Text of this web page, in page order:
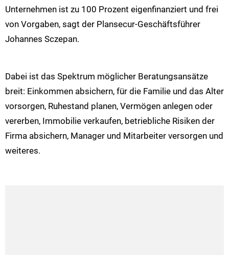
Unternehmen ist zu 100 Prozent eigenfinanziert und frei
von Vorgaben, sagt der Plansecur-Geschäftsführer
Johannes Sczepan.
Dabei ist das Spektrum möglicher Beratungsansätze
breit: Einkommen absichern, für die Familie und das Alter
vorsorgen, Ruhestand planen, Vermögen anlegen oder
vererben, Immobilie verkaufen, betriebliche Risiken der
Firma absichern, Manager und Mitarbeiter versorgen und
weiteres.